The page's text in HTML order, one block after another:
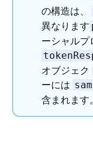
の構造は、
異なります
ーシャルプ
オブジェク
ーには
含まれます。